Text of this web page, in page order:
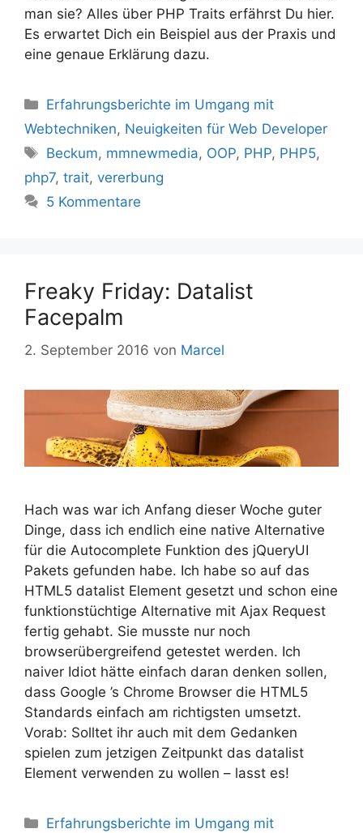
man sie? Alles über PHP Traits erfährst Du hier.
Es erwartet Dich ein Beispiel aus der Praxis und
eine genaue Erklärung dazu.
Kategorien
Erfahrungsberichte im Umgang mit
Webtechniken, Neuigkeiten für Web Developer
Schlagwörter
Beckum, mmnewmedia, OOP, PHP, PHP5,
php7, trait, vererbung
5 Kommentare
Freaky Friday: Datalist
Facepalm
2. September 2016 von Marcel
Hach was war ich Anfang dieser Woche guter
Dinge, dass ich endlich eine native Alternative
für die Autocomplete Funktion des jQueryUI
Pakets gefunden habe. Ich habe so auf das
HTML5 datalist Element gesetzt und schon eine
funktionstüchtige Alternative mit Ajax Request
fertig gehabt. Sie musste nur noch
browserübergreifend getestet werden. Ich
naiver Idiot hätte einfach daran denken sollen,
dass Google ’s Chrome Browser die HTML5
Standards einfach am richtigsten umsetzt.
Vorab: Solltet ihr auch mit dem Gedanken
spielen zum jetzigen Zeitpunkt das datalist
Element verwenden zu wollen – lasst es!
Kategorien
Erfahrungsberichte im Umgang mit